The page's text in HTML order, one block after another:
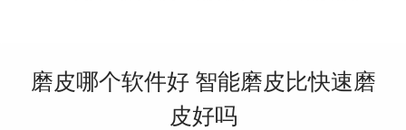
磨皮哪个软件好 智能磨皮比快速磨
皮好吗